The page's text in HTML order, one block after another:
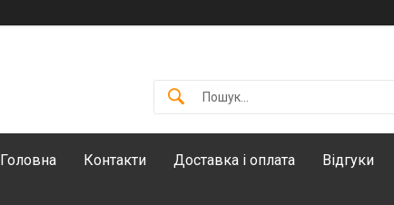
Головна Контакти Доставка і оплата Відгуки